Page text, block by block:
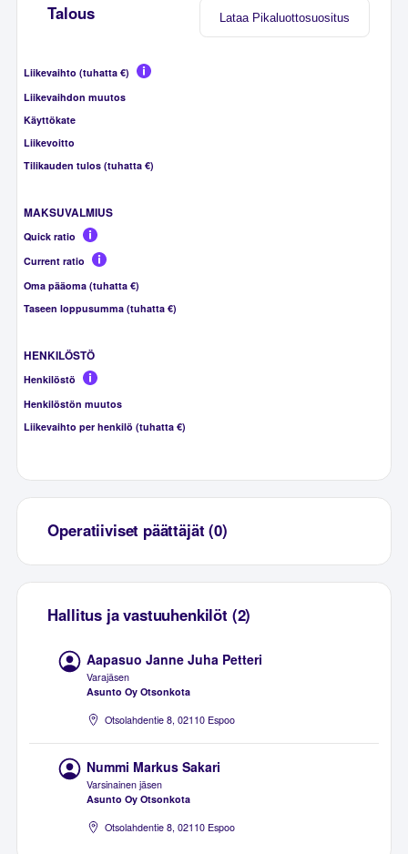
Lataa Pikaluottosuositus
Talous
Liikevaihto (tuhatta €)
Liikevaihdon muutos
Käyttökate
Liikevoitto
Tilikauden tulos (tuhatta €)
MAKSUVALMIUS
Quick ratio
Current ratio
Oma pääoma (tuhatta €)
Taseen loppusumma (tuhatta €)
HENKILÖSTÖ
Henkilöstö
Henkilöstön muutos
Liikevaihto per henkilö (tuhatta €)
Operatiiviset päättäjät (0)
Hallitus ja vastuuhenkilöt (2)
Aapasuo Janne Juha Petteri
Varajäsen
Asunto Oy Otsonkota
Otsolahdentie 8, 02110 Espoo
Nummi Markus Sakari
Varsinainen jäsen
Asunto Oy Otsonkota
Otsolahdentie 8, 02110 Espoo